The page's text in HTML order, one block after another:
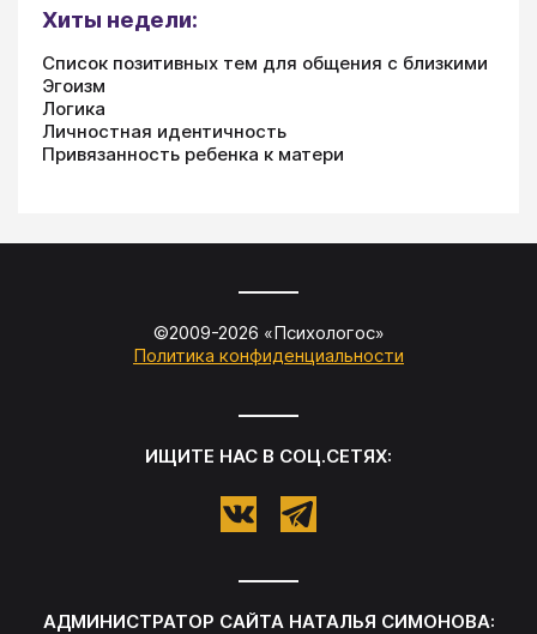
Хиты недели:
Список позитивных тем для общения с близкими
Эгоизм
Логика
Личностная идентичность
Привязанность ребенка к матери
©2009-2026 «Психологос»
Политика конфиденциальности
ИЩИТЕ НАС В СОЦ.СЕТЯХ:
АДМИНИСТРАТОР САЙТА НАТАЛЬЯ СИМОНОВА: